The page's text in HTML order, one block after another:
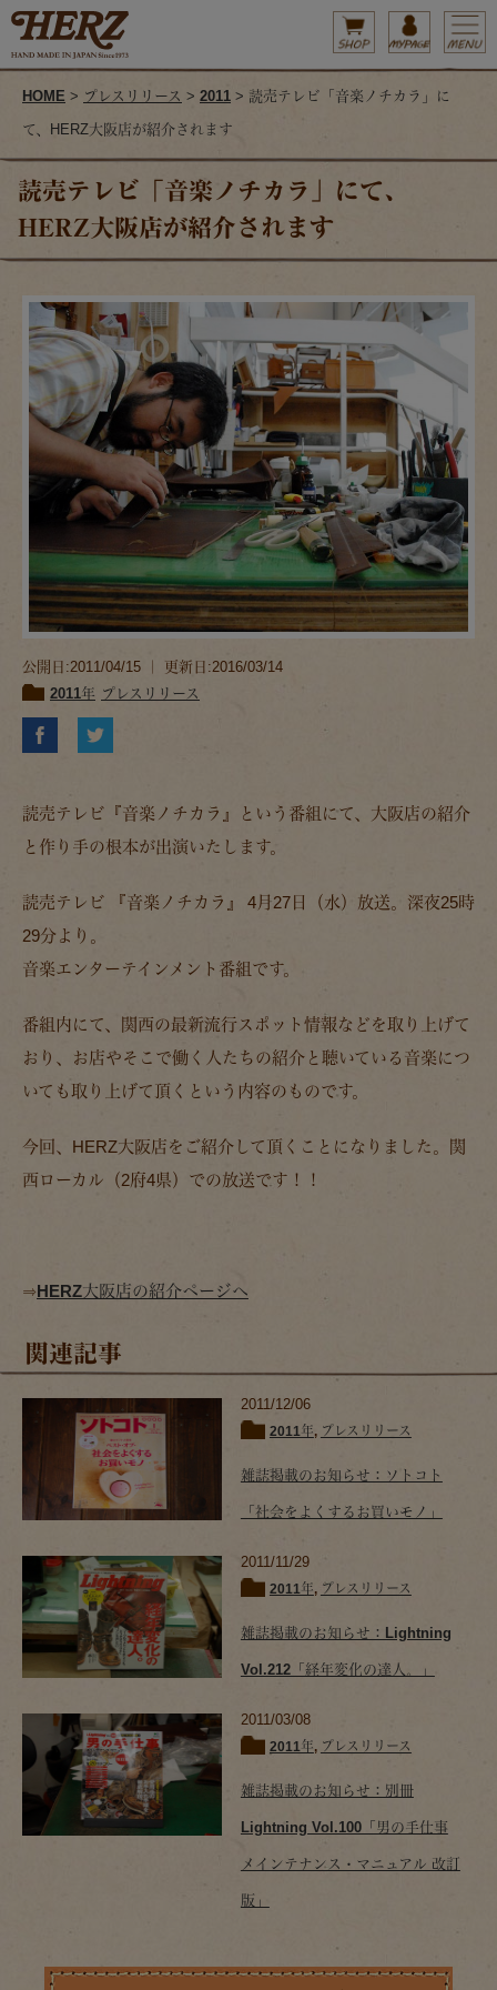
HOME > プレスリリース > 2011 > 読売テレビ「音楽ノチカラ」に
て、HERZ大阪店が紹介されます
読売テレビ「音楽ノチカラ」にて、
HERZ大阪店が紹介されます
公開日:2011/04/15 ｜ 更新日:2016/03/14
2011年 プレスリリース
読売テレビ『音楽ノチカラ』という番組にて、大阪店の紹介
と作り手の根本が出演いたします。
読売テレビ 『音楽ノチカラ』 4月27日（水）放送。深夜25時
29分より。
音楽エンターテインメント番組です。
番組内にて、関西の最新流行スポット情報などを取り上げて
おり、お店やそこで働く人たちの紹介と聴いている音楽につ
いても取り上げて頂くという内容のものです。
今回、HERZ大阪店をご紹介して頂くことになりました。関
西ローカル（2府4県）での放送です！！
⇒HERZ大阪店の紹介ページへ
関連記事
2011/12/06
2011年, プレスリリース
雑誌掲載のお知らせ：ソトコト
「社会をよくするお買いモノ」
2011/11/29
2011年, プレスリリース
雑誌掲載のお知らせ：Lightning
Vol.212「経年変化の達人。」
2011/03/08
2011年, プレスリリース
雑誌掲載のお知らせ：別冊
Lightning Vol.100「男の手仕事
メインテナンス・マニュアル 改訂
版」